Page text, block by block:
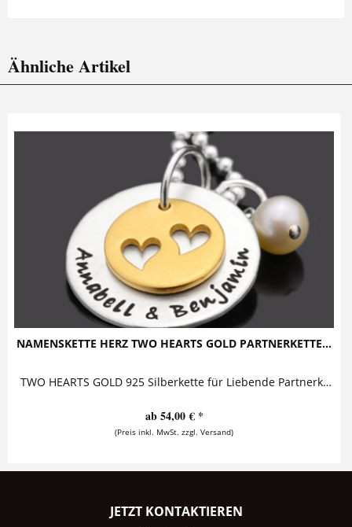
Ähnliche Artikel
NAMENSKETTE HERZ TWO HEARTS GOLD PARTNERKETTE...
TWO HEARTS GOLD 925 Silberkette für Liebende Partnerkette mit Gravur bestehend aus zwei Anhängern, einer Süßwasserperle und einer...
ab 54,00 € *
(Preis inkl. MwSt. zzgl. Versand)
JETZT KONTAKTIEREN